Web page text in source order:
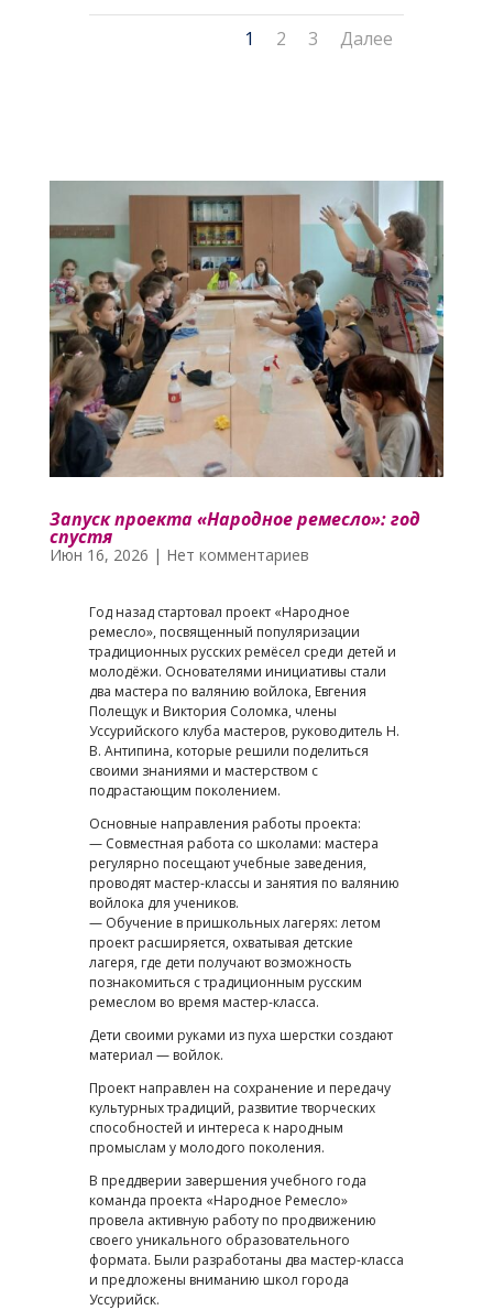
1 2 3 Далее
Запуск проекта «Народное ремесло»: год
спустя
Июн 16, 2026 | Нет комментариев
Год назад стартовал проект «Народное
ремесло», посвященный популяризации
традиционных русских ремёсел среди детей и
молодёжи. Основателями инициативы стали
два мастера по валянию войлока, Евгения
Полещук и Виктория Соломка, члены
Уссурийского клуба мастеров, руководитель Н.
В. Антипина, которые решили поделиться
своими знаниями и мастерством с
подрастающим поколением.
Основные направления работы проекта:
— Совместная работа со школами: мастера
регулярно посещают учебные заведения,
проводят мастер-классы и занятия по валянию
войлока для учеников.
— Обучение в пришкольных лагерях: летом
проект расширяется, охватывая детские
лагеря, где дети получают возможность
познакомиться с традиционным русским
ремеслом во время мастер-класса.
Дети своими руками из пуха шерстки создают
материал — войлок.
Проект направлен на сохранение и передачу
культурных традиций, развитие творческих
способностей и интереса к народным
промыслам у молодого поколения.
В преддверии завершения учебного года
команда проекта «Народное Ремесло»
провела активную работу по продвижению
своего уникального образовательного
формата. Были разработаны два мастер-класса
и предложены вниманию школ города
Уссурийск.